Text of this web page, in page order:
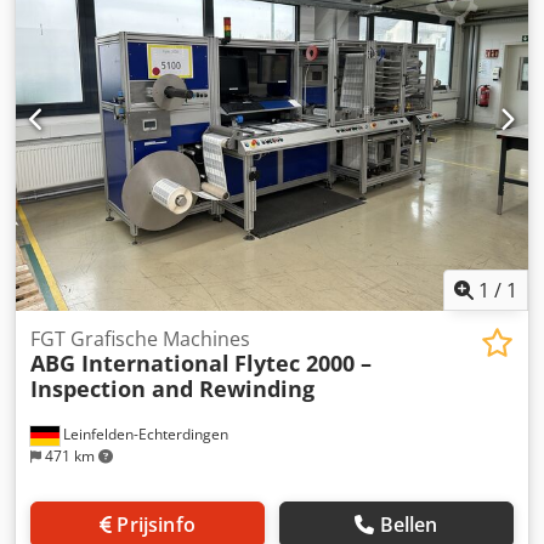
1 / 1
Leinfelden-Echterdingen
471 km
FGT Grafische Machines
ABG International Flytec 2000 –
Inspection and Rewinding
Prijsinfo Bellen